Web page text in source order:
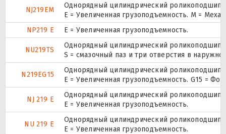
NJ219EM
Однорядный цилиндрический
E = Увеличенная грузоподъемность. М =
NP219 E
Е = Увеличенная грузоподъемность.
NU219TS
Однорядный цилиндрический
S = смазочный паз и три отверстия в
N219EG15
Однорядный цилиндрический
E = Увеличенная грузоподъемность. G15 =
NJ 219 E
Однорядный цилиндрический
Е = Увеличенная грузоподъемность.
NU 219 E
Однорядный цилиндрический
Е = Увеличенная грузоподъемность.